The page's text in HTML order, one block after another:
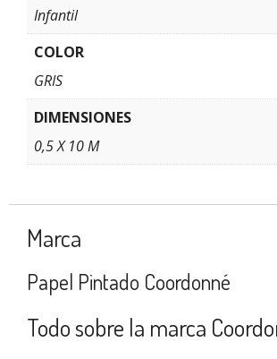
Infantil
COLOR
GRIS
DIMENSIONES
0,5 X 10 M
Marca
Papel Pintado Coordonné
Todo sobre la marca